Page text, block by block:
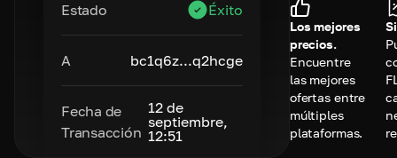
Estado Éxito
A bc1q6z...q2hcge
Fecha de
Transacción
12 de
septiembre,
12:51
Los mejores
precios.
Encuentre
las mejores
ofertas entre
múltiples
plataformas.